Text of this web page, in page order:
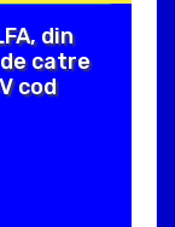
din
catre
cod